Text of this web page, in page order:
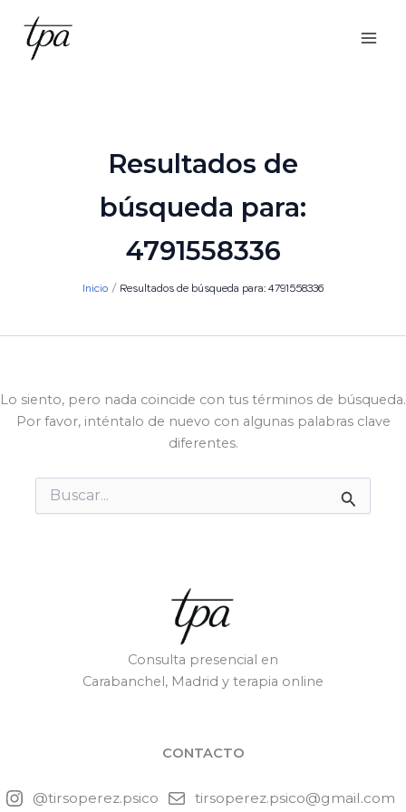
contenido
Resultados de
búsqueda para:
4791558336
Inicio Resultados de búsqueda para: 4791558336
Lo siento, pero nada coincide con tus términos de búsqueda.
Por favor, inténtalo de nuevo con algunas palabras clave
diferentes.
Buscar
por:
Consulta presencial en
Carabanchel, Madrid y terapia online
CONTACTO
@tirsoperez.psico tirsoperez.psico@gmail.com